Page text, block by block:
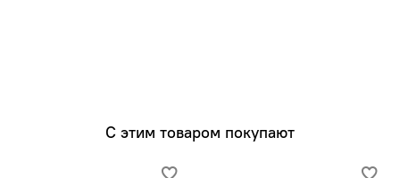
С этим товаром покупают